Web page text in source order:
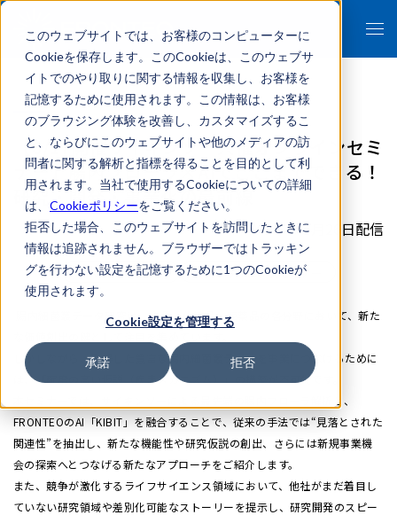
このウェブサイトでは、お客様のコンピューターに
Cookieを保存します。このCookieは、このウェブサ
イトでのやり取りに関する情報を収集し、お客様を
記憶するために使用されます。この情報は、お客様
のブラウジング体験を改善し、カスタマイズするこ
と、ならびにこのウェブサイトや他のメディアの訪
問者に関する解析と指標を得ることを目的として利
用されます。当社で使用するCookieについての詳細
は、 Cookieポリシーをご覧ください。
拒否した場合、このウェブサイトを訪問したときに
情報は追跡されません。ブラウザーではトラッキン
グを行わない設定を記憶するために1つのCookieが
使用されます。
Cookie設定を管理する
承諾 拒否
【6/17開催サイキンソー共催オンラインセミ
ナー】腸内フローラ×AIでここまでできる！
研究・開発・事業化の最前線
2026年05月26日配信
イベント/セミナー ライフサイエンスセミナー
腸内細菌叢データ研究は、食品・化粧品・医薬品の各分野において、新た
しかしながら、取得した豊富な腸内細菌叢データを事業につなげるために
は、「確度の高い仮説（疾患メカニズム）」の構築が不可欠です。
本セミナーでは、サイキンソーによる最先端の腸内フローラ解析と、
FRONTEOのAI「KIBIT」を融合することで、従来の手法では“見落とされた
関連性”を抽出し、新たな機能性や研究仮説の創出、さらには新規事業機
会の探索へとつなげる新たなアプローチをご紹介します。
また、競争が激化するライフサイエンス領域において、他社がまだ着目し
ていない研究領域や差別化可能なストーリーを提示し、研究開発のスピー